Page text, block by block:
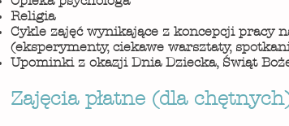
Religia
Cykle zajęć wynikające z koncepcji pracy
(eksperymenty, ciekawe warsztaty,
Upominki z okazji Dnia Dziecka, Świąt
Zajęcia płatne (dla